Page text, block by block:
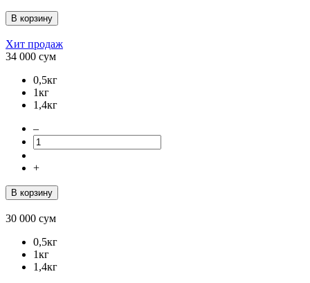
В корзину
Хит продаж
34 000 сум
0,5кг
1кг
1,4кг
–
+
В корзину
30 000 сум
0,5кг
1кг
1,4кг